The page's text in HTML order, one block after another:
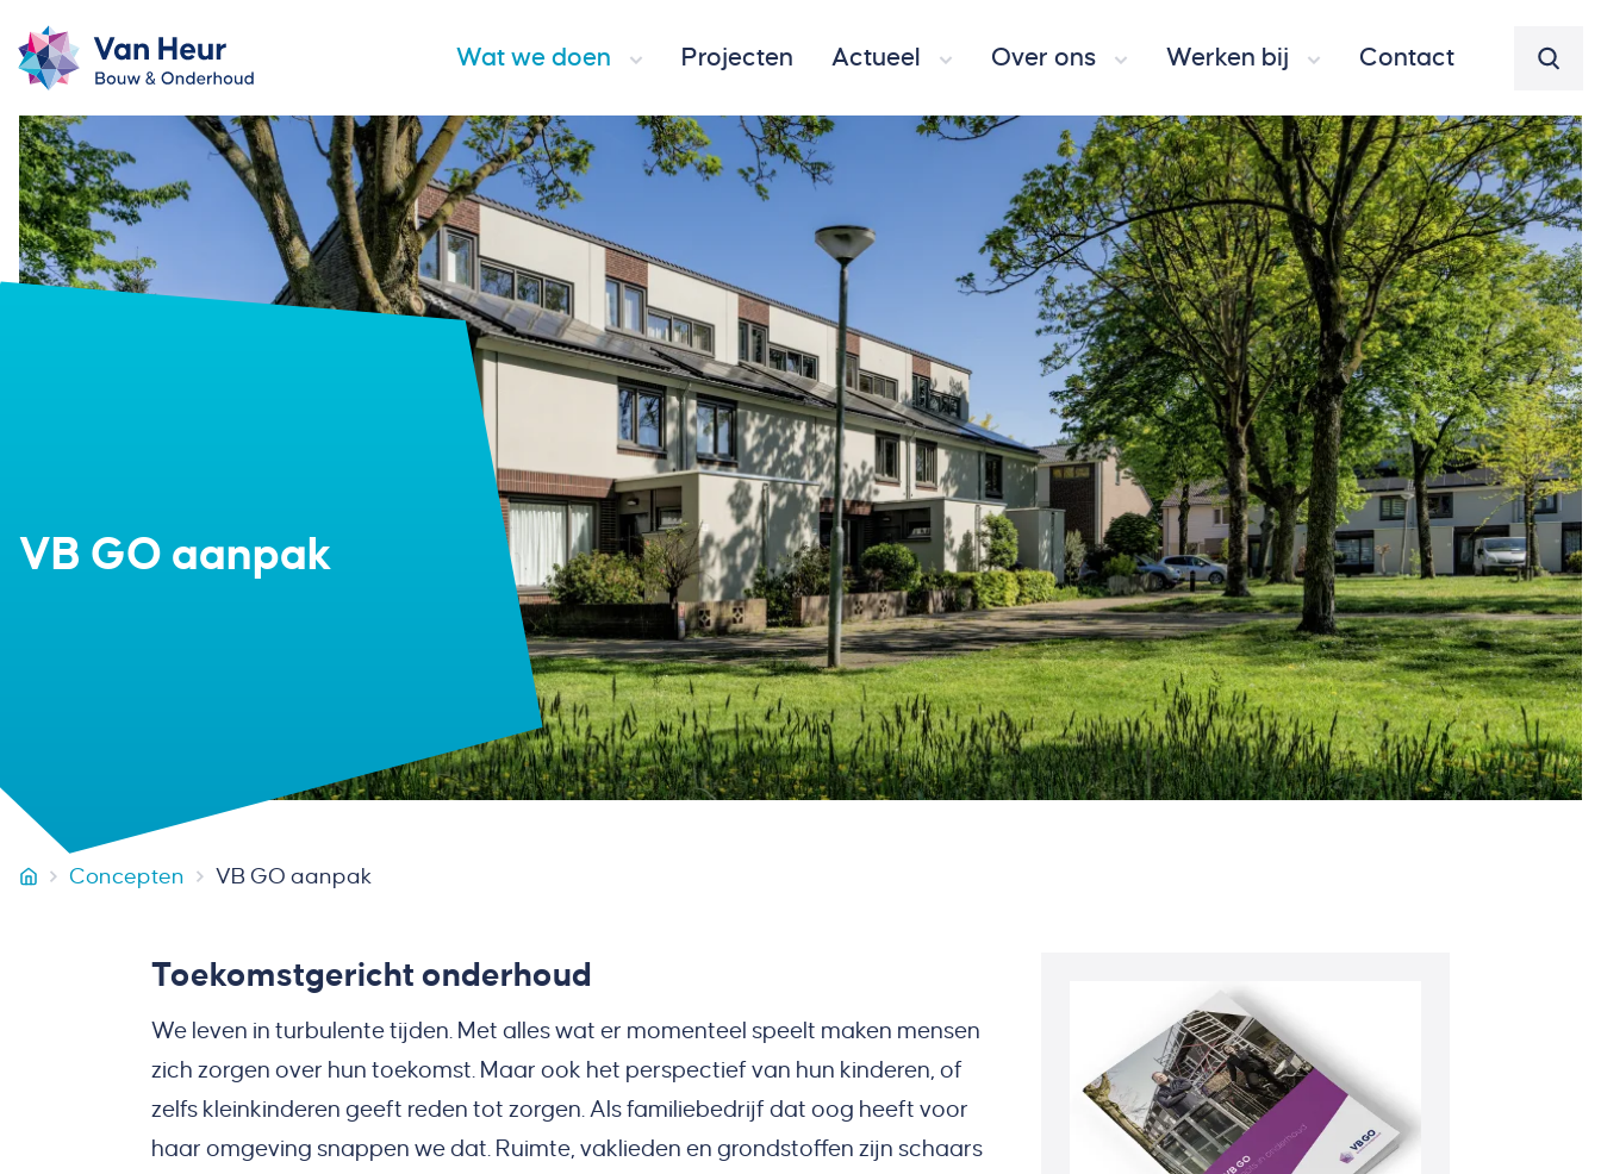
Wat we doen Projecten Actueel Over ons Werken bij Contact
VB GO aanpak
Van Heur Bouw & Onderhoud
Concepten VB GO aanpak
Toekomstgericht onderhoud
We leven in turbulente tijden. Met alles wat er momenteel speelt maken mensen
zich zorgen over hun toekomst. Maar ook het perspectief van hun kinderen, of
zelfs kleinkinderen geeft reden tot zorgen. Als familiebedrijf dat oog heeft voor
haar omgeving snappen we dat. Ruimte, vaklieden en grondstoffen zijn schaars